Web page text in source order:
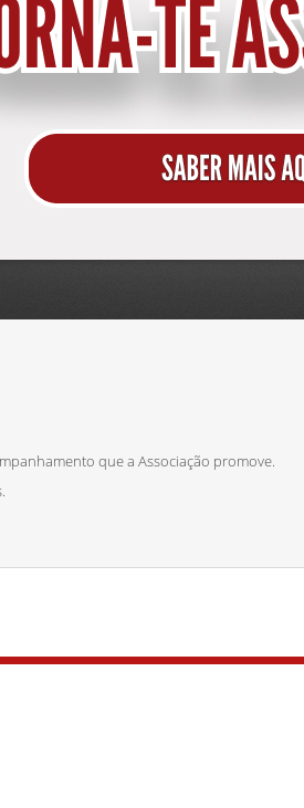
que a Associação promove.